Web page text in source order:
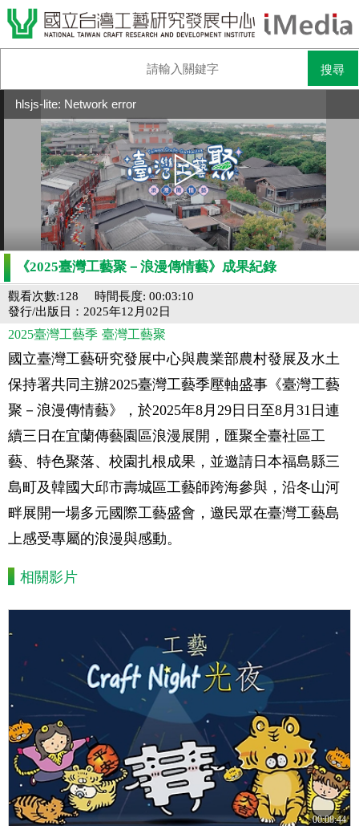
hlsjs-lite: Network error
《2025臺灣工藝聚－浪漫傳情藝》成果紀錄
時間長度: 00:03:10
觀看次數:128
發行/出版日：2025年12月02日
2025臺灣工藝季 臺灣工藝聚
國立臺灣工藝研究發展中心與農業部農村發展及水土
保持署共同主辦2025臺灣工藝季壓軸盛事《臺灣工藝
聚－浪漫傳情藝》，於2025年8月29日日至8月31日連
續三日在宜蘭傳藝園區浪漫展開，匯聚全臺社區工
藝、特色聚落、校園扎根成果，並邀請日本福島縣三
島町及韓國大邱市壽城區工藝師跨海參與，沿冬山河
畔展開一場多元國際工藝盛會，邀民眾在臺灣工藝島
上感受專屬的浪漫與感動。
相關影片
00:08:44